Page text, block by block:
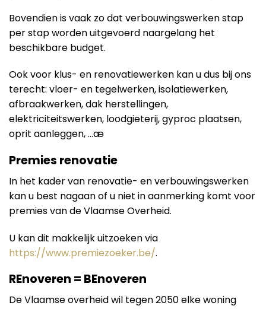
Bovendien is vaak zo dat verbouwingswerken stap
per stap worden uitgevoerd naargelang het
beschikbare budget.
Ook voor klus- en renovatiewerken kan u dus bij ons
terecht: vloer- en tegelwerken, isolatiewerken,
afbraakwerken, dak herstellingen,
elektriciteitswerken, loodgieterij, gyproc plaatsen,
oprit aanleggen, …æ
Premies renovatie
In het kader van renovatie- en verbouwingswerken
kan u best nagaan of u niet in aanmerking komt voor
premies van de Vlaamse Overheid.
U kan dit makkelijk uitzoeken via
https://www.premiezoeker.be/.
REnoveren = BEnoveren
De Vlaamse overheid wil tegen 2050 elke woning